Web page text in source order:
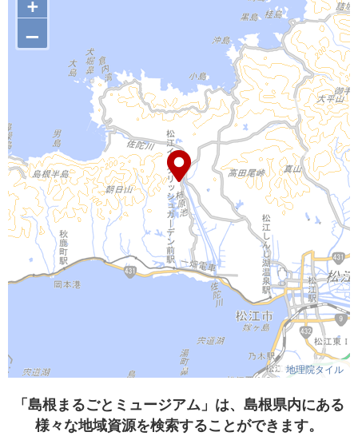
–
地理院タイル
「島根まるごとミュージアム」は、島根県内にある
様々な地域資源を検索することができます。